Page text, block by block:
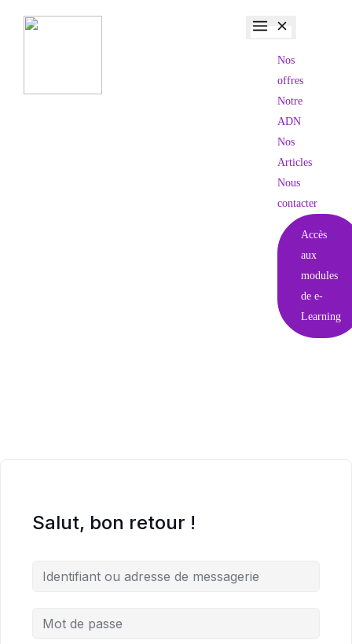
Nos
offres
Notre
ADN
Nos
Articles
Nous
contacter
Accès
aux
modules
de e-
Learning
Salut, bon retour !